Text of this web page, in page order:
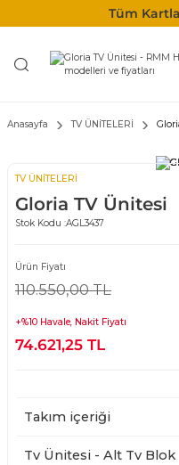
Tüm
Anasayfa TV ÜNİTELERİ
TV ÜNİTELERİ
Gloria TV Ünitesi
Stok Kodu :AGL3437
Ürün Fiyatı
110.550,00 TL
+%10 Havale, Nakit Fiyatı
74.621,25 TL
Takım içeriği
Tv Ünitesi - Alt Tv Blok